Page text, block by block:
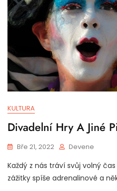
KULTURA
Divadelní Hry A Jiné
Bře 21, 2022 Devene
Každý z nás tráví svůj volný
zážitky spíše adrenalinové a